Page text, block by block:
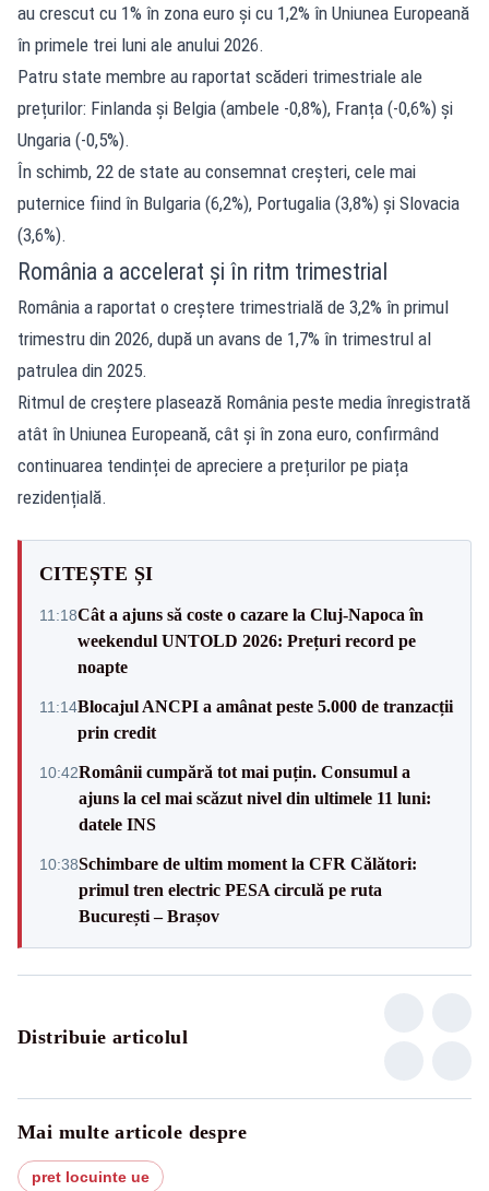
au crescut cu 1% în zona euro și cu 1,2% în Uniunea Europeană
în primele trei luni ale anului 2026.
Patru state membre au raportat scăderi trimestriale ale
prețurilor: Finlanda și Belgia (ambele -0,8%), Franța (-0,6%) și
Ungaria (-0,5%).
În schimb, 22 de state au consemnat creșteri, cele mai
puternice fiind în Bulgaria (6,2%), Portugalia (3,8%) și Slovacia
(3,6%).
România a accelerat și în ritm trimestrial
România a raportat o creștere trimestrială de 3,2% în primul
trimestru din 2026, după un avans de 1,7% în trimestrul al
patrulea din 2025.
Ritmul de creștere plasează România peste media înregistrată
atât în Uniunea Europeană, cât și în zona euro, confirmând
continuarea tendinței de apreciere a prețurilor pe piața
rezidențială.
CITEȘTE ȘI
11:18Cât a ajuns să coste o cazare la Cluj-Napoca în
weekendul UNTOLD 2026: Prețuri record pe
noapte
11:14Blocajul ANCPI a amânat peste 5.000 de tranzacții
prin credit
10:42Românii cumpără tot mai puțin. Consumul a
ajuns la cel mai scăzut nivel din ultimele 11 luni:
datele INS
10:38Schimbare de ultim moment la CFR Călători:
primul tren electric PESA circulă pe ruta
București – Brașov
Distribuie articolul
Mai multe articole despre
pret locuinte ue